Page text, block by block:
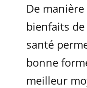
De
bienfaits de
santé
bonne
meilleur